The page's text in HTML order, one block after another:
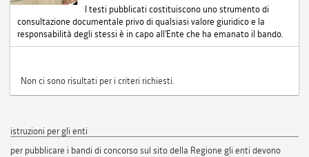
I testi pubblicati costituiscono uno strumento di
consultazione documentale privo di qualsiasi valore giuridico e la
responsabilità degli stessi è in capo all'Ente che ha emanato il bando.
Non ci sono risultati per i criteri richiesti.
istruzioni per gli enti
per pubblicare i bandi di concorso sul sito della Regione gli enti devono